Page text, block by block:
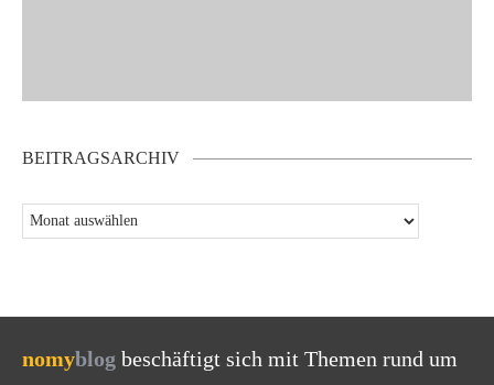
BEITRAGSARCHIV
nomyblog beschäftigt sich mit Themen rund um